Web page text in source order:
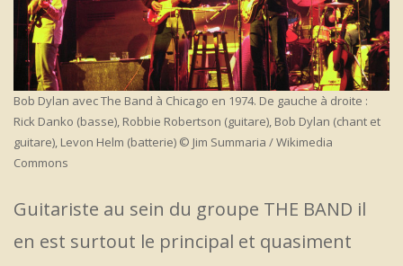
Bob Dylan avec The Band à Chicago en 1974. De gauche à droite :
Rick Danko (basse), Robbie Robertson (guitare), Bob Dylan (chant et
guitare), Levon Helm (batterie) © Jim Summaria / Wikimedia
Commons
Guitariste au sein du groupe THE BAND il
en est surtout le principal et quasiment